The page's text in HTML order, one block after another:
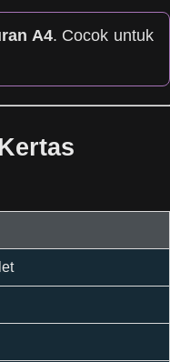
A4. Cocok untuk